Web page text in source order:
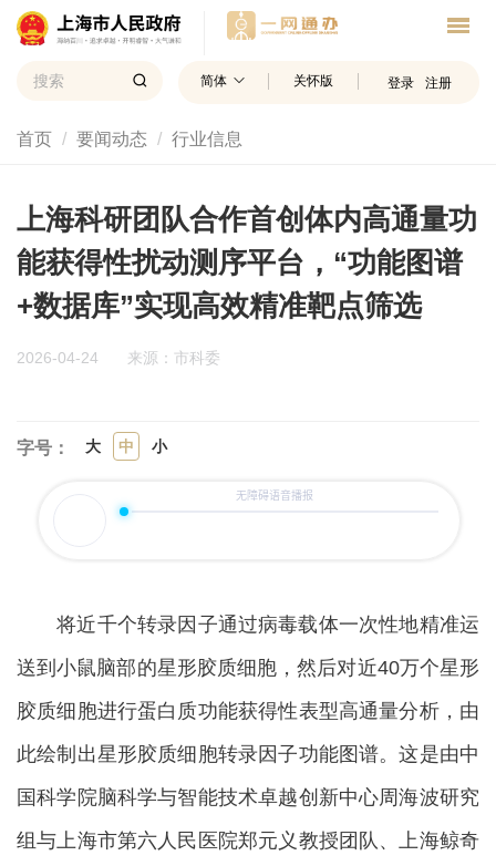
简体 关怀版 登录 注册
首页 要闻动态 行业信息
上海科研团队合作首创体内高通量功
能获得性扰动测序平台，“功能图谱
+数据库”实现高效精准靶点筛选
2026-04-24 来源：市科委
字号： 大 中 小
将近千个转录因子通过病毒载体一次性地精准运
送到小鼠脑部的星形胶质细胞，然后对近40万个星形
胶质细胞进行蛋白质功能获得性表型高通量分析，由
此绘制出星形胶质细胞转录因子功能图谱。这是由中
国科学院脑科学与智能技术卓越创新中心周海波研究
组与上海市第六人民医院郑元义教授团队、上海鲸奇